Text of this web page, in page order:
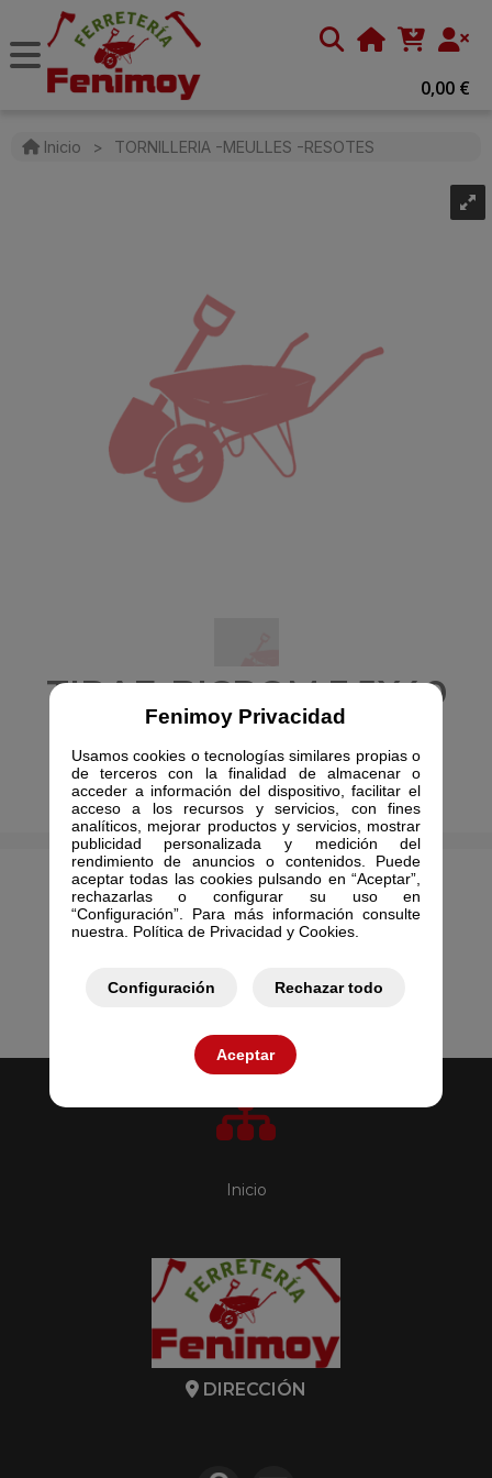
Fenimoy Privacidad
Usamos cookies o tecnologías similares propias o
de terceros con la finalidad de almacenar o
acceder a información del dispositivo, facilitar el
acceso a los recursos y servicios, con fines
analíticos, mejorar productos y servicios, mostrar
publicidad personalizada y medición del
rendimiento de anuncios o contenidos. Puede
aceptar todas las cookies pulsando en “Aceptar”,
rechazarlas o configurar su uso en
“Configuración”. Para más información consulte
nuestra. Política de Privacidad y Cookies.
Configuración Rechazar todo
Aceptar
0,00 €
Inicio > TORNILLERIA -MEULLES -RESOTES
TIRAF-BICROM 3.5X40
19X40
01001
Inicio
DIRECCIÓN